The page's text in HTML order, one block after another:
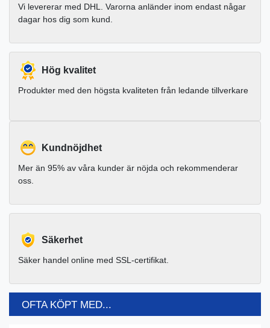
Vi levererar med DHL. Varorna anländer inom endast någar
dagar hos dig som kund.
Hög kvalitet
Produkter med den högsta kvaliteten från ledande tillverkare
Kundnöjdhet
Mer än 95% av våra kunder är nöjda och rekommenderar
oss.
Säkerhet
Säker handel online med SSL-certifikat.
OFTA KÖPT MED...